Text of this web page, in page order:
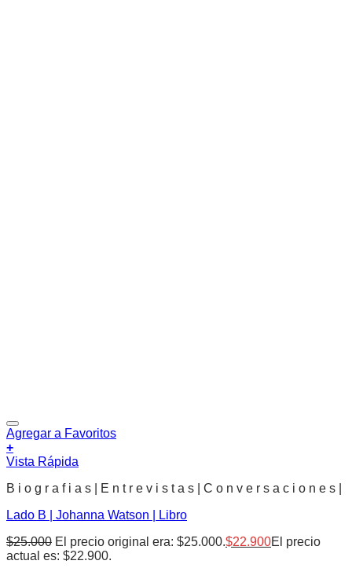
Agregar a Favoritos
+
Vista Rápida
B i o g r a f i a s | E n t r e v i s t a s | C o n v e r s a c i o n e s |
Lado B | Johanna Watson | Libro
$25.000 El precio original era: $25.000.$22.900El precio
actual es: $22.900.